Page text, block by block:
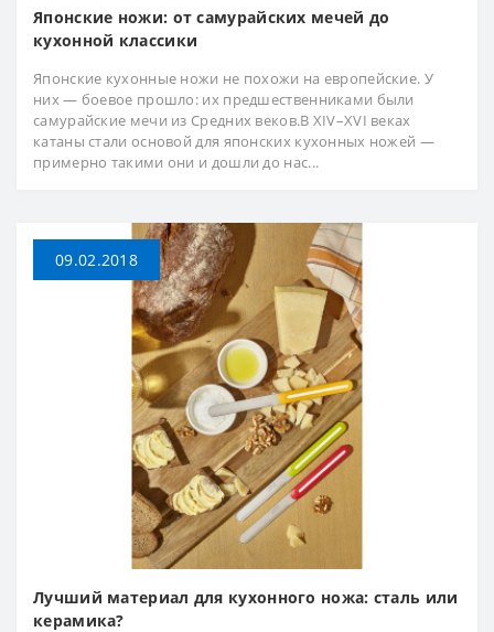
Японские ножи: от самурайских мечей до
кухонной классики
Японские кухонные ножи не похожи на европейские. У
них — боевое прошло: их предшественниками были
самурайские мечи из Средних веков.В XIV–XVI веках
катаны стали основой для японских кухонных ножей —
примерно такими они и дошли до нас...
09.02.2018
Лучший материал для кухонного ножа: сталь или
керамика?